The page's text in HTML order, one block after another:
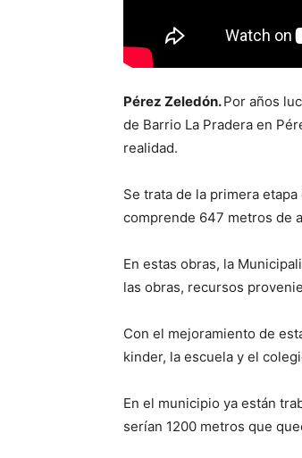
Pérez Zeledón.Por años
de Barrio La Pradera en
realidad.
Se trata de la primera
comprende 647 metros de
En estas obras, la
las obras, recursos
Con el mejoramiento de
kinder, la escuela y el
En el municipio ya están
serían 1200 metros que